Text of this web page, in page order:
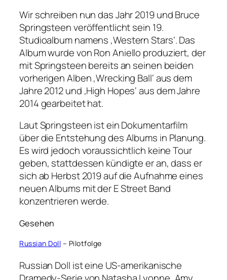
Wir schreiben nun das Jahr 2019 und Bruce
Springsteen veröffentlicht sein 19.
Studioalbum namens ‚Western Stars‘. Das
Album wurde von Ron Aniello produziert, der
mit Springsteen bereits an seinen beiden
vorherigen Alben ‚Wrecking Ball‘ aus dem
Jahre 2012 und ‚High Hopes‘ aus dem Jahre
2014 gearbeitet hat.
Laut Springsteen ist ein Dokumentarfilm
über die Entstehung des Albums in Planung.
Es wird jedoch voraussichtlich keine Tour
geben, stattdessen kündigte er an, dass er
sich ab Herbst 2019 auf die Aufnahme eines
neuen Albums mit der E Street Band
konzentrieren werde.
Gesehen
Russian Doll – Pilotfolge
Russian Doll ist eine US-amerikanische